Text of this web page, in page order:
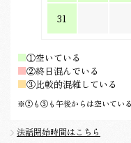
31
■①空いている
■②終日混んでいる
■③比較的混雑している
※②も③も午後からは空いてい
法話開始時間はこちら